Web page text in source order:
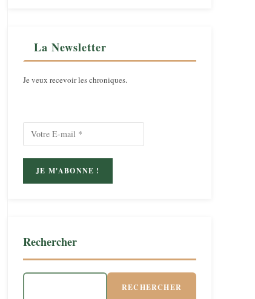
La Newsletter
Je veux recevoir les chroniques.
Rechercher
RECHERCHER